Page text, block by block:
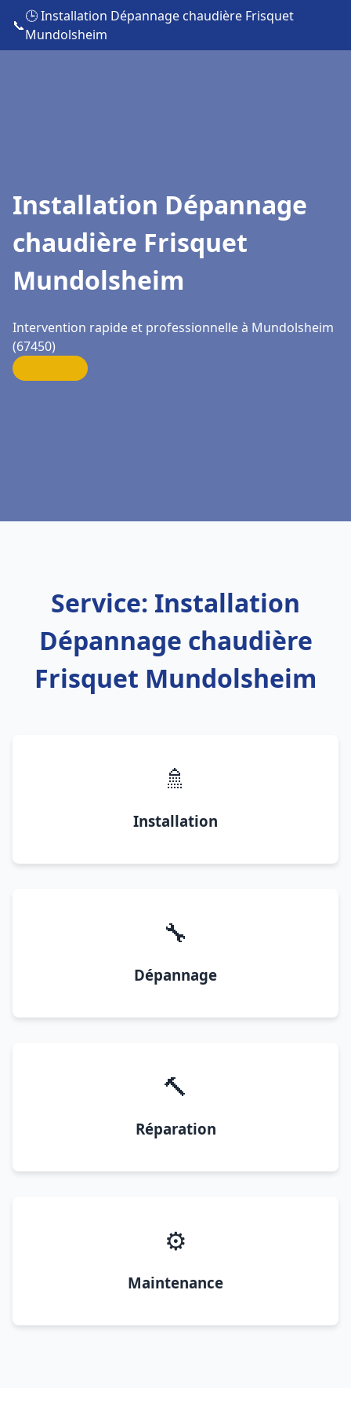
📞
🕒 Installation Dépannage chaudière Frisquet
Mundolsheim
Installation Dépannage
chaudière Frisquet
Mundolsheim
Intervention rapide et professionnelle à Mundolsheim
(67450)
Service: Installation
Dépannage chaudière
Frisquet Mundolsheim
🚿
Installation
🔧
Dépannage
🔨
Réparation
⚙️
Maintenance